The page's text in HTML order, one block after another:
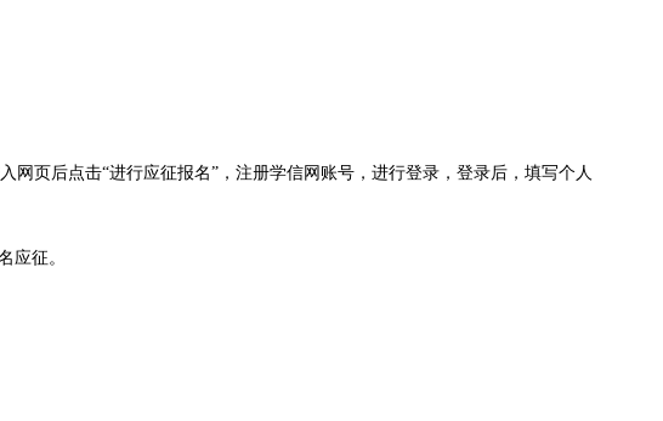
网页后点击“进行应征报名”，注册学信网账号，进行登录，登录后，填写个人
应征。